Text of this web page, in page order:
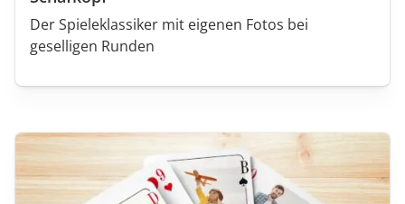
Der Spieleklassiker mit eigenen Fotos bei
geselligen Runden